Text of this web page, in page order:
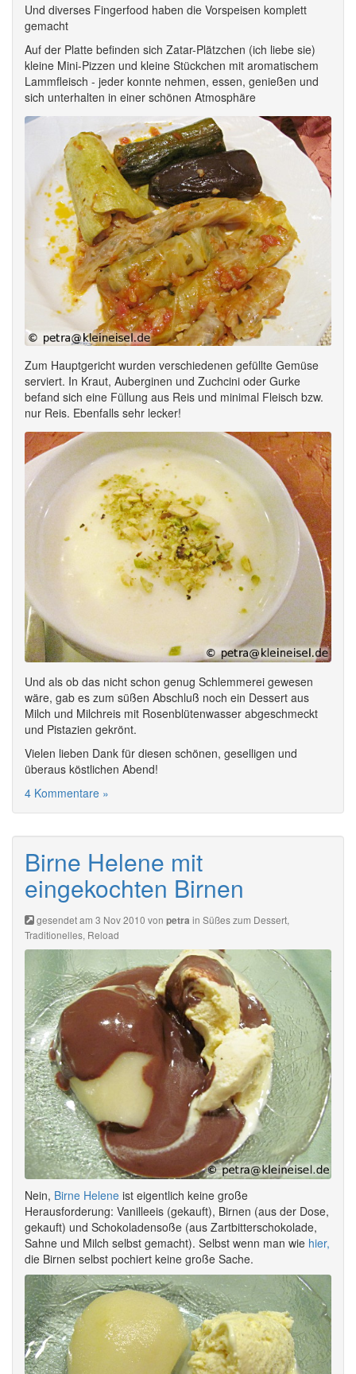
Und diverses Fingerfood haben die Vorspeisen komplett
gemacht
Auf der Platte befinden sich Zatar-Plätzchen (ich liebe sie)
kleine Mini-Pizzen und kleine Stückchen mit aromatischem
Lammfleisch - jeder konnte nehmen, essen, genießen und
sich unterhalten in einer schönen Atmosphäre
Zum Hauptgericht wurden verschiedenen gefüllte Gemüse
serviert. In Kraut, Auberginen und Zuchcini oder Gurke
befand sich eine Füllung aus Reis und minimal Fleisch bzw.
nur Reis. Ebenfalls sehr lecker!
Und als ob das nicht schon genug Schlemmerei gewesen
wäre, gab es zum süßen Abschluß noch ein Dessert aus
Milch und Milchreis mit Rosenblütenwasser abgeschmeckt
und Pistazien gekrönt.
Vielen lieben Dank für diesen schönen, geselligen und
überaus köstlichen Abend!
4 Kommentare »
Birne Helene mit
eingekochten Birnen
gesendet am 3 Nov 2010 von petra in Süßes zum Dessert,
Traditionelles, Reload
Nein, Birne Helene ist eigentlich keine große
Herausforderung: Vanilleeis (gekauft), Birnen (aus der Dose,
gekauft) und Schokoladensoße (aus Zartbitterschokolade,
Sahne und Milch selbst gemacht). Selbst wenn man wie hier,
die Birnen selbst pochiert keine große Sache.